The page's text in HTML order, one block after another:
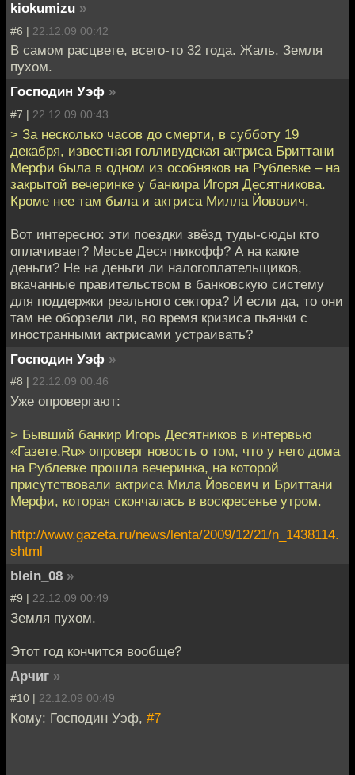
kiokumizu »
#6 | 22.12.09 00:42
В самом расцвете, всего-то 32 года. Жаль. Земля
пухом.
Господин Уэф »
#7 | 22.12.09 00:43
> За несколько часов до смерти, в субботу 19
декабря, известная голливудская актриса Бриттани
Мерфи была в одном из особняков на Рублевке – на
закрытой вечеринке у банкира Игоря Десятникова.
Кроме нее там была и актриса Милла Йовович.
Вот интересно: эти поездки звёзд туды-сюды кто
оплачивает? Месье Десятникофф? А на какие
деньги? Не на деньги ли налогоплательщиков,
вкачанные правительством в банковскую систему
для поддержки реального сектора? И если да, то они
там не оборзели ли, во время кризиса пьянки с
иностранными актрисами устраивать?
Господин Уэф »
#8 | 22.12.09 00:46
Уже опровергают:
> Бывший банкир Игорь Десятников в интервью
«Газете.Ru» опроверг новость о том, что у него дома
на Рублевке прошла вечеринка, на которой
присутствовали актриса Мила Йовович и Бриттани
Мерфи, которая скончалась в воскресенье утром.
http://www.gazeta.ru/news/lenta/2009/12/21/n_1438114.
shtml
blein_08 »
#9 | 22.12.09 00:49
Земля пухом.
Этот год кончится вообще?
Арчиг »
#10 | 22.12.09 00:49
Кому: Господин Уэф, #7